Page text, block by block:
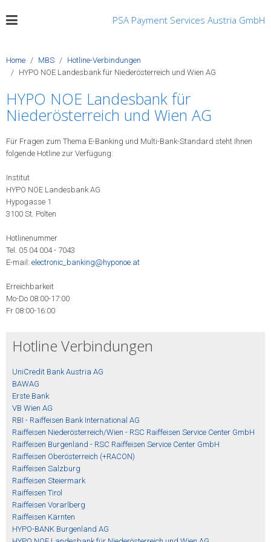
PSA Payment Services Austria GmbH
Home MBS
Hotline-Verbindungen
HYPO NOE Landesbank für Niederösterreich und Wien AG
HYPO NOE Landesbank für
Niederösterreich und Wien AG
Für Fragen zum Thema E-Banking und Multi-Bank-Standard steht Ihnen
folgende Hotline zur Verfügung:
Institut
HYPO NOE Landesbank AG
Hypogasse 1
3100 St. Pölten
Hotlinenummer
Tel. 05 04 004 - 7043
E-mail: electronic_banking@hyponoe.at
Erreichbarkeit
Mo-Do 08:00-17:00
Fr 08:00-16:00
Hotline Verbindungen
UniCredit Bank Austria AG
BAWAG
Erste Bank
VB Wien AG
RBI - Raiffeisen Bank International AG
Raiffeisen Niederösterreich/Wien - RSC Raiffeisen Service Center GmbH
Raiffeisen Burgenland - RSC Raiffeisen Service Center GmbH
Raiffeisen Oberösterreich (+RACON)
Raiffeisen Salzburg
Raiffeisen Steiermark
Raiffeisen Tirol
Raiffeisen Vorarlberg
Raiffeisen Kärnten
HYPO-BANK Burgenland AG